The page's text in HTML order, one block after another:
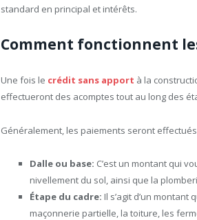
standard en principal et intérêts.
Comment fonctionnent
Une fois le crédit sans apport à la
effectueront des acomptes tout au long des
Généralement, les paiements seront
Dalle ou base: C’est un montant qui
nivellement du sol, ainsi que la
Étape du cadre: Il s’agit d’un
maçonnerie partielle, la toiture, les